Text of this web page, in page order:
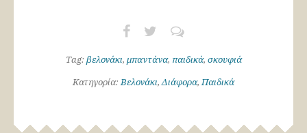
Tag: βελονάκι, μπαντάνα, παιδικά, σκουφιά
Κατηγορία:Βελονάκι,Διάφορα,Παιδικά